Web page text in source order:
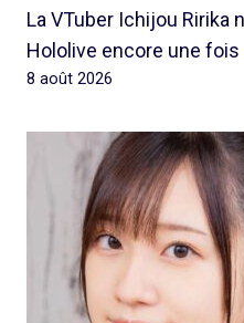
La VTuber Ichijou Ririka
Hololive encore une fois
8 août 2026